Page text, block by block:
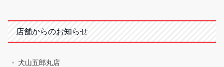
店舗からのお知らせ
犬山五郎丸店